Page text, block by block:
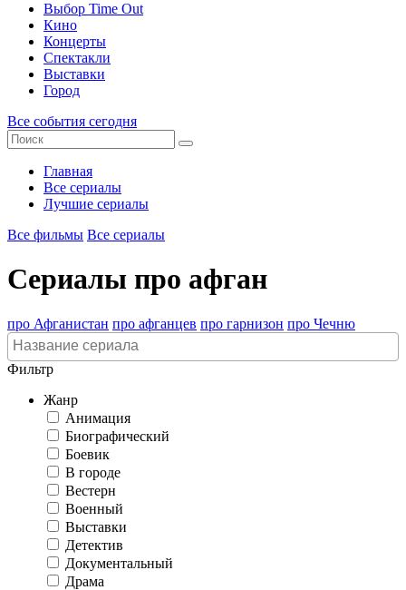
Выбор Time Out
Кино
Концерты
Спектакли
Выставки
Город
Все события сегодня
Главная
Все сериалы
Лучшие сериалы
Все фильмы Все сериалы
Сериалы про афган
про Афганистан про афганцев про гарнизон про Чечню
Фильтр
Жанр
Анимация
Биографический
Боевик
В городе
Вестерн
Военный
Выставки
Детектив
Документальный
Драма